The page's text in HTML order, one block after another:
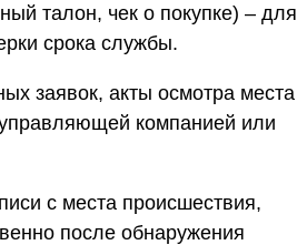
талон, чек о покупке) – для
срока службы.
заявок, акты осмотра места
компанией или
с места происшествия,
после обнаружения